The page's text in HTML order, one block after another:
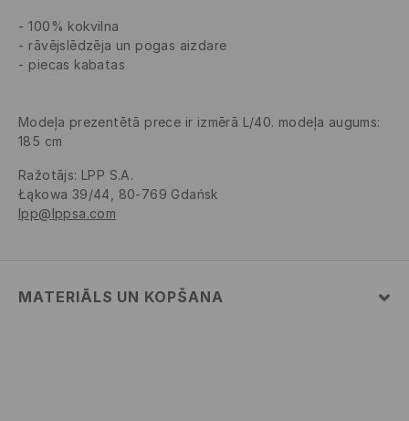
100% kokvilna
rāvējslēdzēja un pogas aizdare
piecas kabatas
Modeļa prezentētā prece ir izmērā L/40. modeļa augums:
185 cm
Ražotājs: LPP S.A.
Łąkowa 39/44, 80-769 Gdańsk
lpp@lppsa.com
MATERIĀLS UN KOPŠANA